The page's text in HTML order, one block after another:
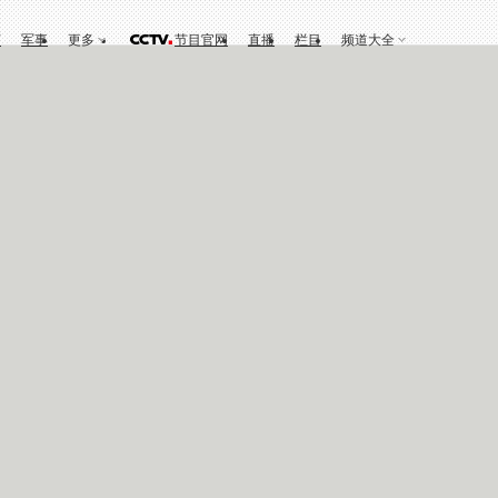
军事 更多 节目官网 直播 栏目 频道大全